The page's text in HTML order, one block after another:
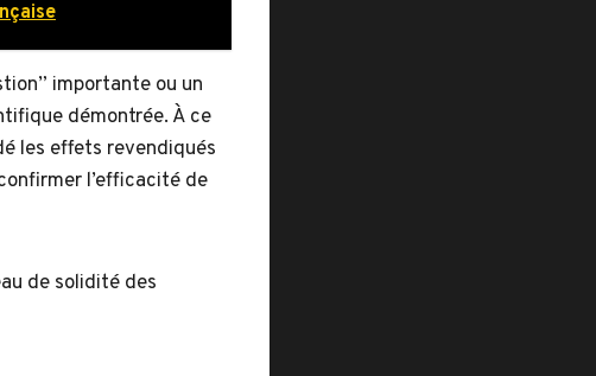
importante ou un
démontrée. À ce
les effets revendiqués
l’efficacité de
de solidité des